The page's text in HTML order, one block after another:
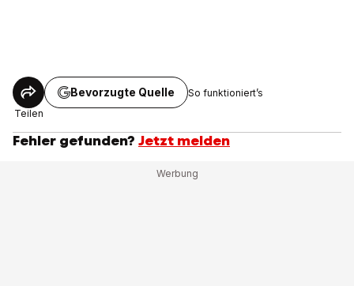
Teilen
Bevorzugte Quelle So funktioniert’s
Fehler gefunden? Jetzt melden